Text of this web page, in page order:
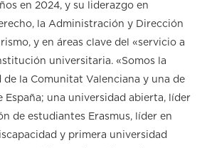
en 2024, y su liderazgo en
la Administración y Dirección
y en áreas clave del «servicio a
universitaria. «Somos la
la Comunitat Valenciana y una de
España; una universidad abierta, líder
de estudiantes Erasmus, líder en
y primera universidad